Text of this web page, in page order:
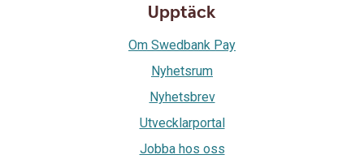
Upptäck
Om Swedbank Pay
Nyhetsrum
Nyhetsbrev
Utvecklarportal
Jobba hos oss